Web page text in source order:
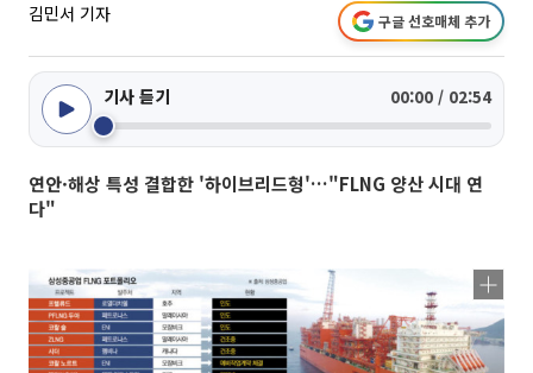
김민서 기자 구글 선호매체 추가
기사 듣기 00:00 / 02:54
연안·해상 특성 결합한 '하이브리드형'…"FLNG 양산 시대 연
다"